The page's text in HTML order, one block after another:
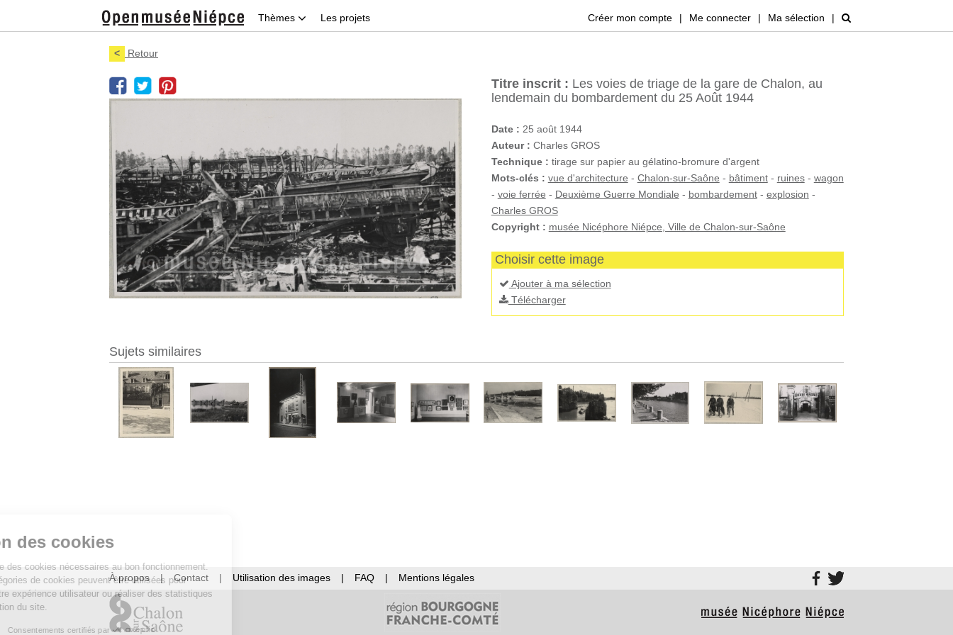
Thèmes Les projets Créer mon compte | Me connecter | Ma sélection |
< Retour
Titre inscrit : Les voies de triage de la gare de Chalon, au
lendemain du bombardement du 25 Août 1944
Date : 25 août 1944
Auteur : Charles GROS
Technique : tirage sur papier au gélatino-bromure d'argent
Mots-clés : vue d'architecture - Chalon-sur-Saône - bâtiment- ruines- wagon
- voie ferrée - Deuxième Guerre Mondiale - bombardement- explosion -
Charles GROS
Copyright : musée Nicéphore Niépce, Ville de Chalon-sur-Saône
Choisir cette image
Ajouter à ma sélection
Télécharger
Sujets similaires
À propos | Contact | Utilisation des images | FAQ | Mentions légales
Gestion des cookies
Ce site utilise des cookies nécessaires au bon fonctionnement.
D’autres catégories de cookies peuvent être utilisées pour
améliorer votre expérience utilisateur ou réaliser des statistiques
de fréquentation du site.
Consentements certifiés par